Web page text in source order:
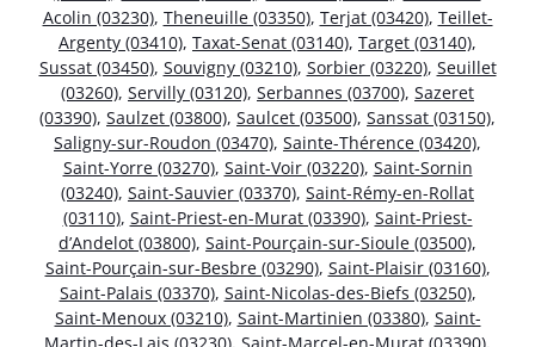
Acolin (03230), Theneuille (03350), Terjat (03420), Teillet-
Argenty (03410), Taxat-Senat (03140), Target (03140),
Sussat (03450), Souvigny (03210), Sorbier (03220), Seuillet
(03260), Servilly (03120), Serbannes (03700), Sazeret
(03390), Saulzet (03800), Saulcet (03500), Sanssat (03150),
Saligny-sur-Roudon (03470), Sainte-Thérence (03420),
Saint-Yorre (03270), Saint-Voir (03220), Saint-Sornin
(03240), Saint-Sauvier (03370), Saint-Rémy-en-Rollat
(03110), Saint-Priest-en-Murat (03390), Saint-Priest-
d’Andelot (03800), Saint-Pourçain-sur-Sioule (03500),
Saint-Pourçain-sur-Besbre (03290), Saint-Plaisir (03160),
Saint-Palais (03370), Saint-Nicolas-des-Biefs (03250),
Saint-Menoux (03210), Saint-Martinien (03380), Saint-